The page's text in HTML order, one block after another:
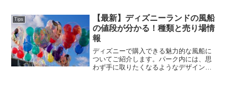
所は、これまでの場所から変更があった
り、閉鎖されたりしているこ...
Tips
【最新】ディズニーランドの風船
の値段が分かる！種類と売り場情
報
ディズニーで購入できる魅力的な風船に
ついてご紹介します。パーク内には、思
わず手に取りたくなるようなデザインの